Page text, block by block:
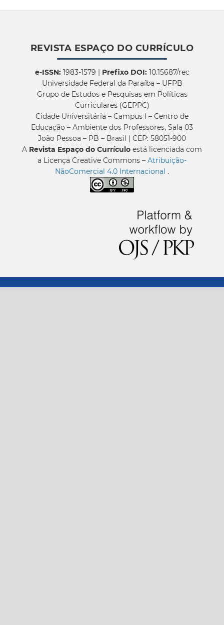
REVISTA ESPAÇO DO CURRÍCULO
e-ISSN:1983-1579 | Prefixo DOI:10.15687/rec
Universidade Federal da Paraíba – UFPB
Grupo de Estudos e Pesquisas em Políticas
Curriculares (GEPPC)
Cidade Universitária – Campus I – Centro de
Educação – Ambiente dos Professores, Sala 03
João Pessoa – PB – Brasil | CEP: 58051-900
A Revista Espaço do Currículo está licenciada com
a Licença Creative Commons – Atribuição-
NãoComercial 4.0 Internacional .